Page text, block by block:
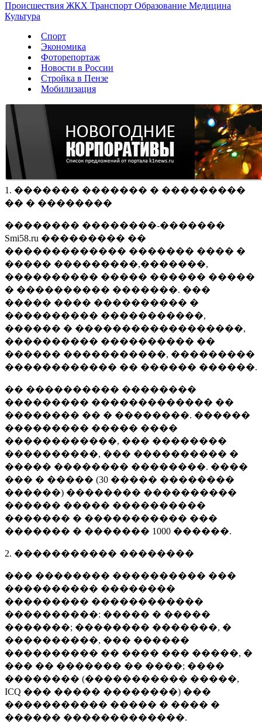
Происшествия ЖКХ Транспорт Образование Медицина
Культура
Спорт
Экономика
Фоторепортаж
Новости в России
Стройка в Пензе
Мобилизация
1. ������� ������� � ���������
�� � ��������
�������� ��������-�������
Smi58.ru ��������� ��
������������� ������� ���� �
����� ���������,�������,
���������� ����� ������ �����
� ���������� �������. ���
����� ���� ���������� �
���������� �����������,
������ � ������������������,
���������� ���������� ��
������ �����������, ���������
������������ �� ������ ������.
�� ���������� ��������
��������� ������������� ��
�������� �� � ��������. ������
��������� ����� ����
������������, ��� ��������
����������, ��� ���������� �
����� �������� ��������. ����
��� � ����� (30 ����� ��������
������) �������� ����������
������ ����� ����������
������� � ����������� ���
������� � ������� 1000 ������.
2. ����������� ��������
��� �������� ���������� ���
���������� ��������
��������� ������������
����������: ����� � �����
�������; �������� �������, �
����������, ��� ������
���������� �� ���� ��� �����, �
��� �� ������� �� ����; ����
�������� (����������� �����,
ICQ ��� ����� ��������) ���
����������� ����� � ���� �
������ �������������.